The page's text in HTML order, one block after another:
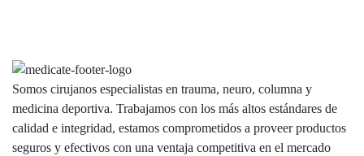
Somos cirujanos especialistas en trauma, neuro, columna y
medicina deportiva. Trabajamos con los más altos estándares de
calidad e integridad, estamos comprometidos a proveer productos
seguros y efectivos con una ventaja competitiva en el mercado